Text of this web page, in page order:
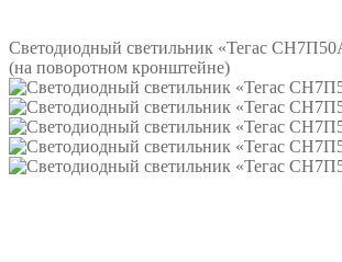
Светодиодный светильник «Тегас
(на поворотном кронштейне)